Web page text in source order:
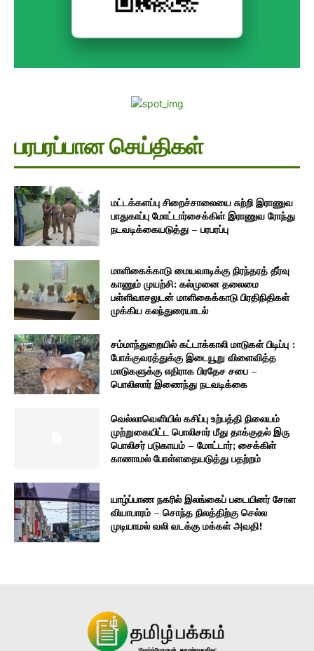
பரபரப்பான செய்திகள்
மட்டக்களப்பு சிறைச்சாலையை சுற்றி இராணுவ
பாதுகாப்பு மோட்டார்சைக்கிள் இராணுவ ரோந்து
நடவடிக்கையடுத்து – பரபரப்பு
மாளிகைக்காடு மையவாடிக்கு நிரந்தரத் தீர்வு
காணும் முயற்சி: கல்முனை தலைமை
பள்ளிவாசலுடன் மாளிகைக்காடு பிரதிநிதிகள்
முக்கிய கலந்துரையாடல்
சம்மாந்துறையில் கட்டாக்காலி மாடுகள் பிடிப்பு :
போக்குவரத்துக்கு இடையூறு விளைவித்த
மாடுகளுக்கு எதிராக பிரதேச சபை –
பொலிஸார் இணைந்து நடவடிக்கை
வெல்லாவெளியில் கசிப்பு உற்பத்தி நிலையம்
முற்றுகையிட்ட பொலிசார் மீது தாக்குதல் இரு
பொலிசர் படுகாயம் – மோட்டார்; சைக்கிள்
காணாமல் போள்ளதையடுத்து பதற்றம்
யாழ்ப்பாண நகரில் இலங்கைப் படையினர் சோள
வியாபாரம் – சொந்த நிலத்திற்கு செல்ல
முடியாமல் வலி வடக்கு மக்கள் அவதி!